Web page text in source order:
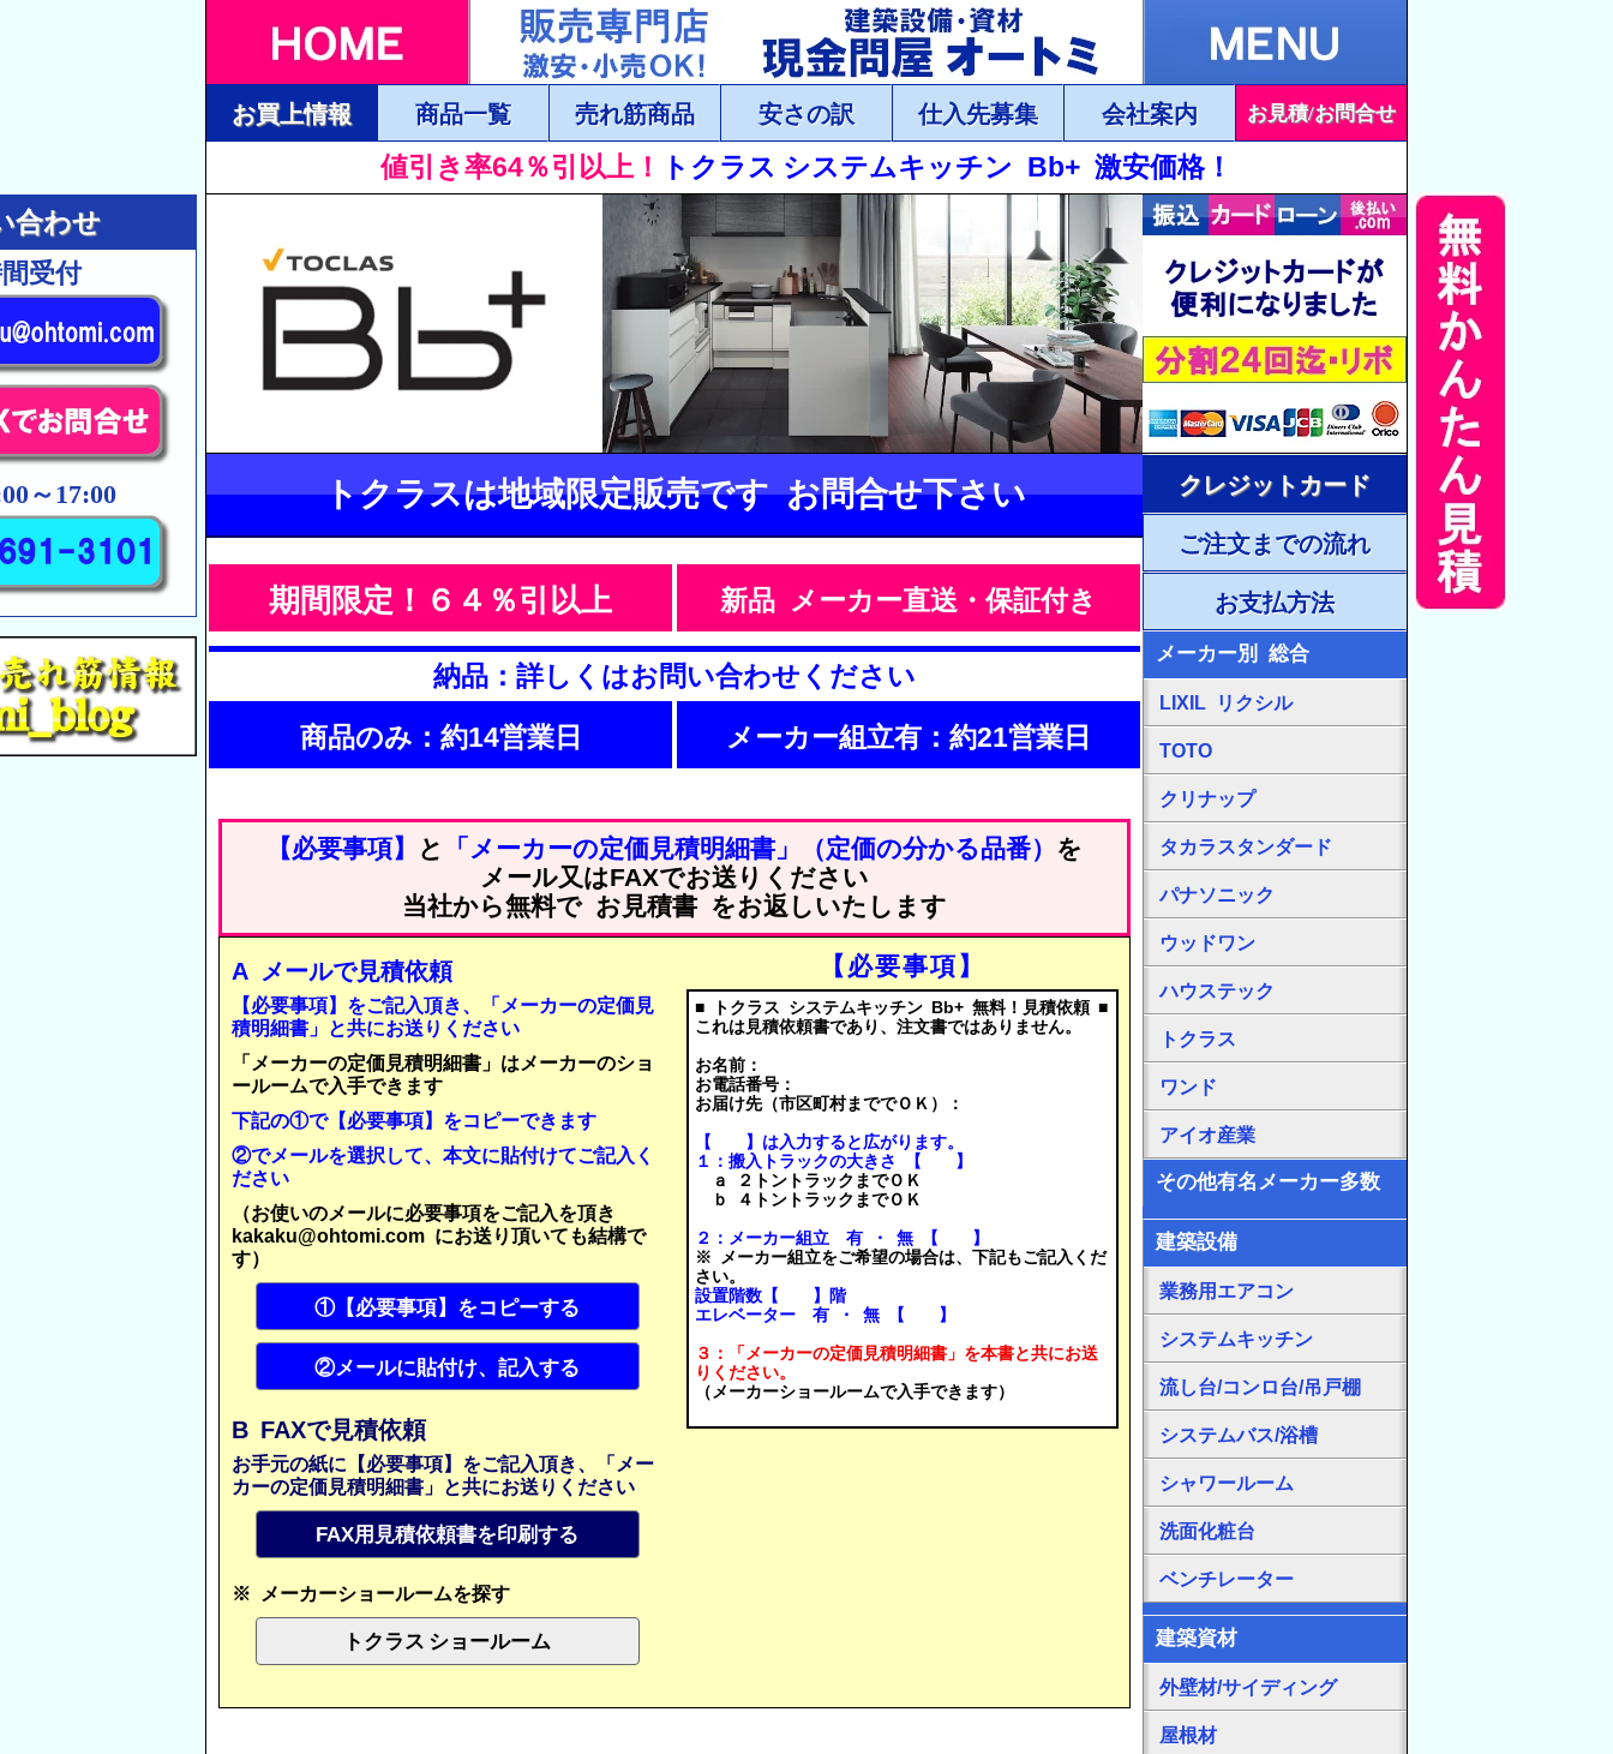
お買上情報 商品一覧 売れ筋商品 安さの訳 仕入先募集 会社案内 お見積/お問合せ
値引き率64％引以上！ トクラス システムキッチン Bb+ 激安価格！
合わせ
受付
～17:00 トクラスは地域限定販売です お問合せ下さい
期間限定！６４％引以上 新品 メーカー直送・保証付き
納品：詳しくはお問い合わせください
商品のみ：約14営業日
メーカー組立有：約21営業日
【必要事項】 と 「メーカーの定価見積明細書」（定価の分かる品番） を
メール又はFAXでお送りください
当社から無料で お見積書 をお返しいたします
A メールで見積依頼
【必要事項】をご記入頂き、「メーカーの定価見
積明細書」と共にお送りください
「メーカーの定価見積明細書」はメーカーのショ
ールームで入手できます
下記の①で【必要事項】をコピーできます
②でメールを選択して、本文に貼付けてご記入く
ださい
（お使いのメールに必要事項をご記入を頂き
kakaku@ohtomi.com にお送り頂いても結構で
す）
①【必要事項】をコピーする
②メールに貼付け、記入する
B FAXで見積依頼
お手元の紙に【必要事項】をご記入頂き、「メー
カーの定価見積明細書」と共にお送りください
FAX用見積依頼書を印刷する
※ メーカーショールームを探す
トクラス ショールーム
【必要事項】
■ トクラス システムキッチン Bb+ 無料！見積依頼 ■
これは見積依頼書であり、注文書ではありません。
お名前：
お電話番号：
お届け先（市区町村まででＯＫ）：
【 】は入力すると広がります。
１：搬入トラックの大きさ 【 】
ａ ２トントラックまでＯＫ
ｂ ４トントラックまでＯＫ
２：メーカー組立 有 ・ 無 【 】
※ メーカー組立をご希望の場合は、下記もご記入くだ
さい。
設置階数【 】階
エレベーター 有 ・ 無 【 】
３：「メーカーの定価見積明細書」を本書と共にお送
りください。
（メーカーショールームで入手できます）
クレジットカード
ご注文までの流れ
お支払方法
メーカー別 総合
LIXIL リクシル
TOTO
クリナップ
タカラスタンダード
パナソニック
ウッドワン
ハウステック
トクラス
ワンド
アイオ産業
その他有名メーカー多数
建築設備
業務用エアコン
システムキッチン
流し台/コンロ台/吊戸棚
システムバス/浴槽
シャワールーム
洗面化粧台
ベンチレーター
建築資材
外壁材/サイディング
屋根材